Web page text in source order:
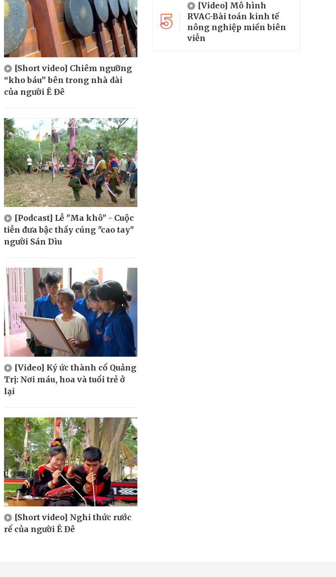
[Short video] Chiêm ngưỡng
“kho báu” bên trong nhà dài
của người Ê Đê
[Podcast] Lễ "Ma khô" - Cuộc
tiễn đưa bậc thầy cúng "cao tay"
người Sán Dìu
[Video] Ký ức thành cổ Quảng
Trị: Nơi máu, hoa và tuổi trẻ ở
lại
[Short video] Nghi thức rước
rể của người Ê Đê
5
[Video] Mô hình
RVAC-Bài toán kinh tế
nông nghiệp miền biên
viễn